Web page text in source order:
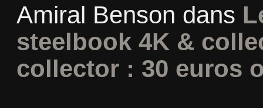
Amiral Benson dans
steelbook 4K &
collector : 30 euros